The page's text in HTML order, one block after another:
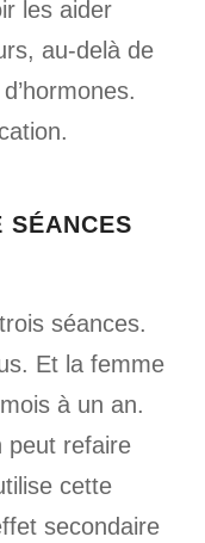
les aider
au-delà de
SÉANCES
séances.
Et la femme
à un an.
peut refaire
cette
secondaire